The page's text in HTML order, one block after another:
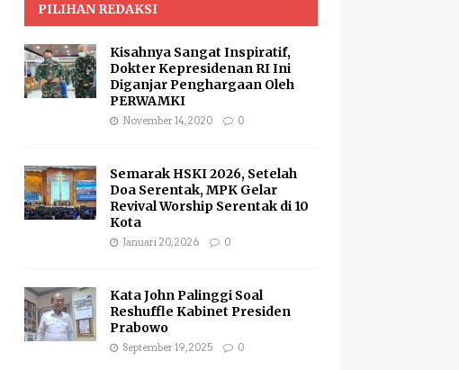
PILIHAN REDAKSI
Kisahnya Sangat Inspiratif,
Dokter Kepresidenan RI Ini
Diganjar Penghargaan Oleh
PERWAMKI
November 14, 2020 0
Semarak HSKI 2026, Setelah
Doa Serentak, MPK Gelar
Revival Worship Serentak di 10
Kota
Januari 20, 2026 0
Kata John Palinggi Soal
Reshuffle Kabinet Presiden
Prabowo
September 19, 2025 0